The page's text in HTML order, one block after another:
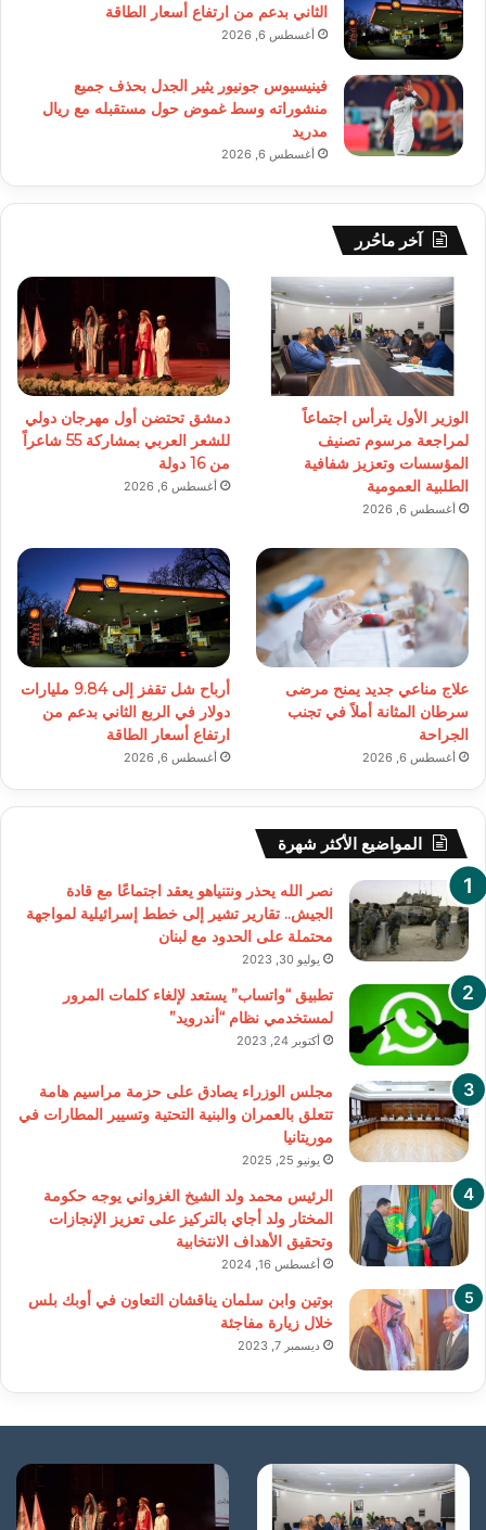
الثاني بدعم من ارتفاع أسعار الطاقة
أغسطس 6, 2026
فينيسيوس جونيور يثير الجدل بحذف جميع
منشوراته وسط غموض حول مستقبله مع ريال
مدريد
أغسطس 6, 2026
آخر ماحُرر
الوزير الأول يترأس اجتماعاً
لمراجعة مرسوم تصنيف
المؤسسات وتعزيز شفافية
الطلبية العمومية
أغسطس 6, 2026
دمشق تحتضن أول مهرجان دولي
للشعر العربي بمشاركة 55 شاعراً
من 16 دولة
أغسطس 6, 2026
علاج مناعي جديد يمنح مرضى
سرطان المثانة أملاً في تجنب
الجراحة
أغسطس 6, 2026
أرباح شل تقفز إلى 9.84 مليارات
دولار في الربع الثاني بدعم من
ارتفاع أسعار الطاقة
أغسطس 6, 2026
المواضيع الأكثر شهرة
نصر الله يحذر ونتنياهو يعقد اجتماعًا مع قادة
الجيش.. تقارير تشير إلى خطط إسرائيلية لمواجهة
محتملة على الحدود مع لبنان
يوليو 30, 2023
تطبيق “واتساب” يستعد لإلغاء كلمات المرور
لمستخدمي نظام “أندرويد”
أكتوبر 24, 2023
مجلس الوزراء يصادق على حزمة مراسيم هامة
تتعلق بالعمران والبنية التحتية وتسيير المطارات في
موريتانيا
يونيو 25, 2025
الرئيس محمد ولد الشيخ الغزواني يوجه حكومة
المختار ولد أجاي بالتركيز على تعزيز الإنجازات
وتحقيق الأهداف الانتخابية
أغسطس 16, 2024
بوتين وابن سلمان يناقشان التعاون في أوبك بلس
خلال زيارة مفاجئة
ديسمبر 7, 2023